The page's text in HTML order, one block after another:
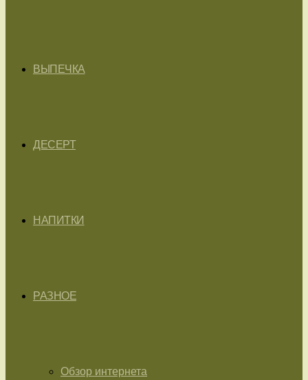
ВЫПЕЧКА
ДЕСЕРТ
НАПИТКИ
РАЗНОЕ
Обзор интернета